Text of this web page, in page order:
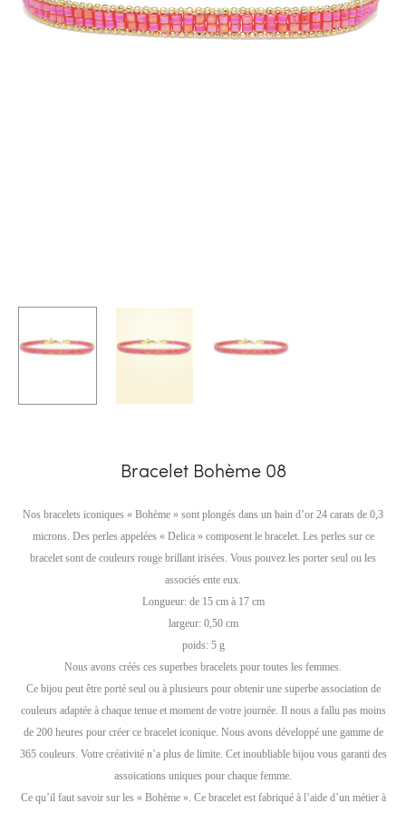
Bracelet Bohème 08
Nos bracelets iconiques « Bohème » sont plongés dans un bain d’or 24 carats de 0,3
microns. Des perles appelées « Delica » composent le bracelet. Les perles sur ce
bracelet sont de couleurs rouge brillant irisées. Vous pouvez les porter seul ou les
associés ente eux.
Longueur: de 15 cm à 17 cm
largeur: 0,50 cm
poids: 5 g
Nous avons créés ces superbes bracelets pour toutes les femmes.
Ce bijou peut être porté seul ou à plusieurs pour obtenir une superbe association de
couleurs adaptée à chaque tenue et moment de votre journée. Il nous a fallu pas moins
de 200 heures pour créer ce bracelet iconique. Nous avons développé une gamme de
365 couleurs. Votre créativité n’a plus de limite. Cet inoubliable bijou vous garanti des
assoications uniques pour chaque femme.
Ce qu’il faut savoir sur les « Bohème ». Ce bracelet est fabriqué à l’aide d’un métier à